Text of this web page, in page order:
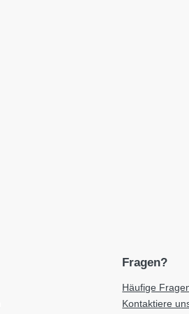
Fragen?
Häufige
Kontaktiere